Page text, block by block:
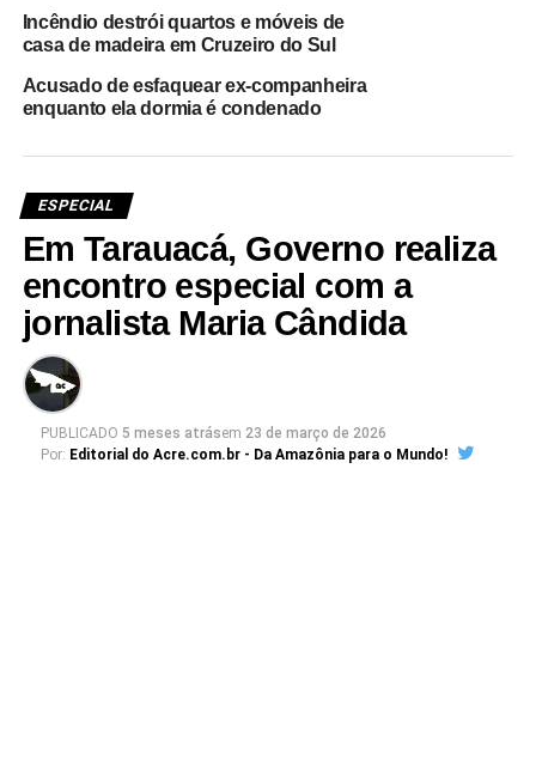
Incêndio destrói quartos e móveis de
casa de madeira em Cruzeiro do Sul
Acusado de esfaquear ex-companheira
enquanto ela dormia é condenado
ESPECIAL
Em Tarauacá, Governo realiza
encontro especial com a
jornalista Maria Cândida
PUBLICADO 5 meses atrásem 23 de março de 2026
Por: Editorial do Acre.com.br - Da Amazônia para o Mundo!